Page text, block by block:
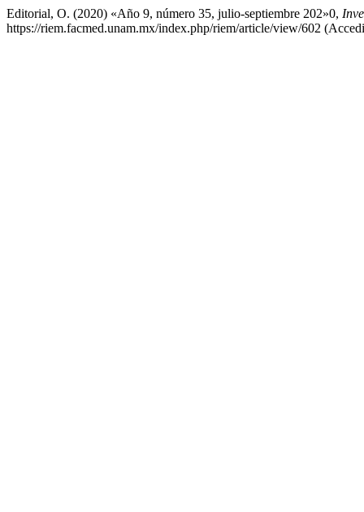
Editorial, O. (2020) «Año 9, número 35, julio-septiembre 202»0,
https://riem.facmed.unam.mx/index.php/riem/article/view/602